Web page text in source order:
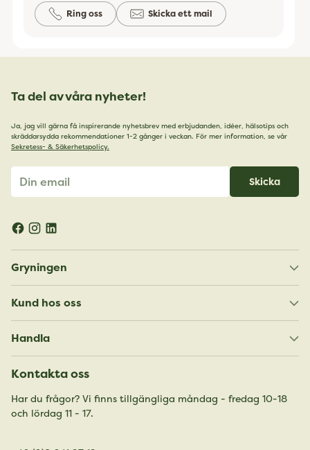
Ring oss Skicka ett mail
Ta del av våra nyheter!
Ja, jag vill gärna få inspirerande nyhetsbrev med erbjudanden, idéer, hälsotips och
skräddarsydda rekommendationer 1-2 gånger i veckan. För mer information, se vår
Sekretess- & Säkerhetspolicy.
email
Skicka
Gryningen
Kund hos oss
Handla
Kontakta oss
Har du frågor? Vi finns tillgängliga måndag - fredag 10-18
och lördag 11 - 17.